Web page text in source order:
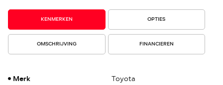
KENMERKEN OPTIES
OMSCHRIJVING FINANCIEREN
Merk Toyota